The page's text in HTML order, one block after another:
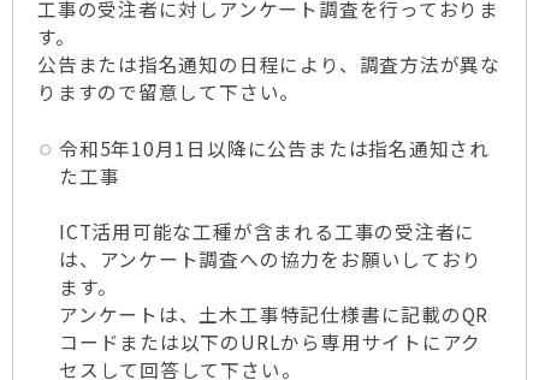
工事の受注者に対しアンケート調査を行っておりま
す。
公告または指名通知の日程により、調査方法が異な
りますので留意して下さい。
令和5年10月1日以降に公告または指名通知され
た工事
ICT活用可能な工種が含まれる工事の受注者に
は、アンケート調査への協力をお願いしており
ます。
アンケートは、土木工事特記仕様書に記載のQR
コードまたは以下のURLから専用サイトにアク
セスして回答して下さい。